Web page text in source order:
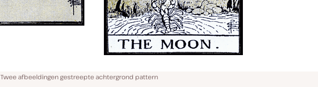
Twee afbeeldingen gestreepte achtergrond pattern